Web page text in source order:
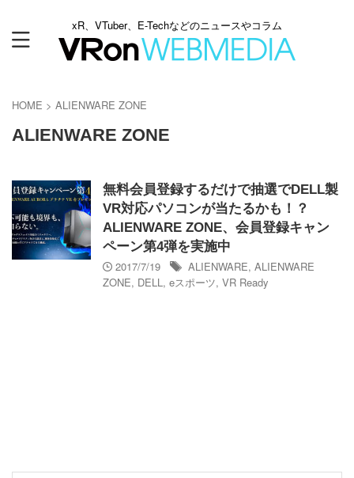
xR、VTuber、E-Techなどのニュースやコラム
HOME > ALIENWARE ZONE
ALIENWARE ZONE
無料会員登録するだけで抽選でDELL製
VR対応パソコンが当たるかも！？
ALIENWARE ZONE、会員登録キャン
ペーン第4弾を実施中
2017/7/19
ALIENWARE, ALIENWARE
ZONE, DELL, eスポーツ, VR Ready